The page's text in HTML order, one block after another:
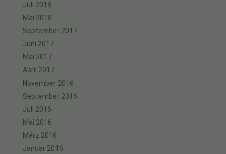
Juli 2018
Mai 2018
September 2017
Juni 2017
Mai 2017
April 2017
November 2016
September 2016
Juli 2016
Mai 2016
März 2016
Januar 2016